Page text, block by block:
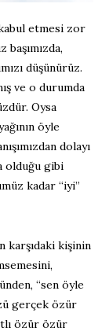
kabul etmesi zor
başımızda,
düşünürüz.
ve o durumda
Oysa
öyle
dolayı
olduğu gibi
kadar “iyi”
karşıdaki kişinin
“sen öyle
gerçek özür
özür özür